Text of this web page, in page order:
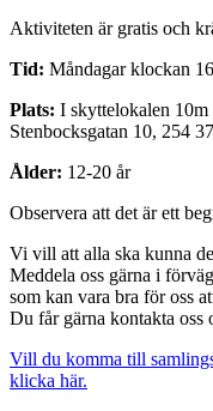
Aktiviteten är gratis och
Tid: Måndagar klockan
Plats: I skyttelokalen 10m
Stenbocksgatan 10, 254
Ålder: 12-20 år
Observera att det är ett
Vi vill att alla ska kunna
Meddela oss gärna i
som kan vara bra för oss
Du får gärna kontakta
Vill du komma till
klicka här.